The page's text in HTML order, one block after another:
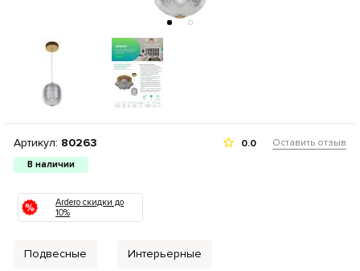
Артикул: 80263
В наличии
0.0 Оставить отзыв
Ardero скидки до
10%
Подвесные Интерьерные